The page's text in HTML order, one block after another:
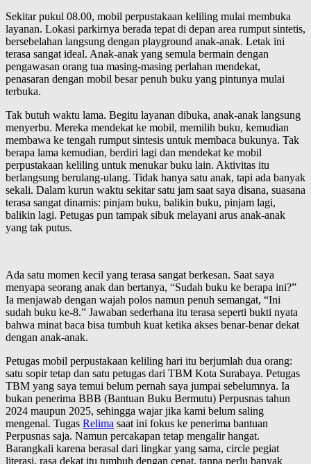
Sekitar pukul 08.00, mobil perpustakaan keliling mulai membuka
layanan. Lokasi parkirnya berada tepat di depan area rumput sintetis,
bersebelahan langsung dengan playground anak-anak. Letak ini
terasa sangat ideal. Anak-anak yang semula bermain dengan
pengawasan orang tua masing-masing perlahan mendekat,
penasaran dengan mobil besar penuh buku yang pintunya mulai
terbuka.
Tak butuh waktu lama. Begitu layanan dibuka, anak-anak langsung
menyerbu. Mereka mendekat ke mobil, memilih buku, kemudian
membawa ke tengah rumput sintesis untuk membaca bukunya. Tak
berapa lama kemudian, berdiri lagi dan mendekat ke mobil
perpustakaan keliling untuk menukar buku lain. Aktivitas itu
berlangsung berulang-ulang. Tidak hanya satu anak, tapi ada banyak
sekali. Dalam kurun waktu sekitar satu jam saat saya disana, suasana
terasa sangat dinamis: pinjam buku, balikin buku, pinjam lagi,
balikin lagi. Petugas pun tampak sibuk melayani arus anak-anak
yang tak putus.
Ada satu momen kecil yang terasa sangat berkesan. Saat saya
menyapa seorang anak dan bertanya, “Sudah buku ke berapa ini?”
Ia menjawab dengan wajah polos namun penuh semangat, “Ini
sudah buku ke-8.” Jawaban sederhana itu terasa seperti bukti nyata
bahwa minat baca bisa tumbuh kuat ketika akses benar-benar dekat
dengan anak-anak.
Petugas mobil perpustakaan keliling hari itu berjumlah dua orang:
satu sopir tetap dan satu petugas dari TBM Kota Surabaya. Petugas
TBM yang saya temui belum pernah saya jumpai sebelumnya. Ia
bukan penerima BBB (Bantuan Buku Bermutu) Perpusnas tahun
2024 maupun 2025, sehingga wajar jika kami belum saling
mengenal. Tugas Relima saat ini fokus ke penerima bantuan
Perpusnas saja. Namun percakapan tetap mengalir hangat.
Barangkali karena berasal dari lingkar yang sama, circle pegiat
literasi, rasa dekat itu tumbuh dengan cepat, tanpa perlu banyak